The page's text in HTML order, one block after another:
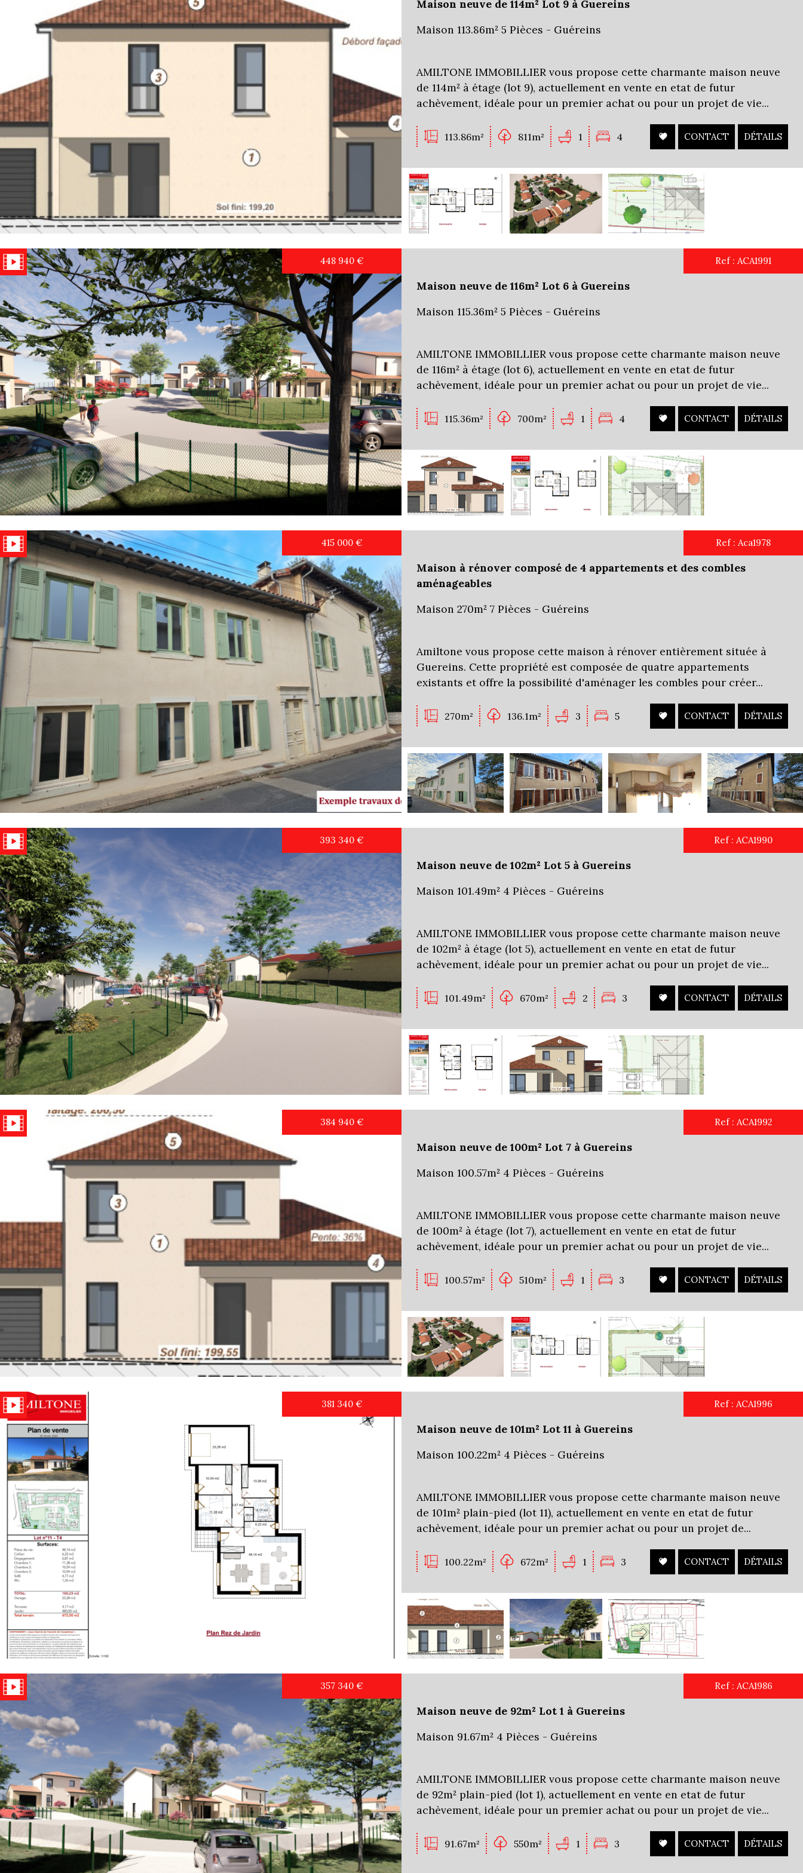
Critères supplémentaires
Maison neuve de 114m² Lot 9 à Guereins
Maison 113.86m² 5 Pièces - Guéreins
AMILTONE IMMOBILLIER vous propose cette charmante maison neuve
de 114m² à étage (lot 9), actuellement en vente en etat de futur
achèvement, idéale pour un premier achat ou pour un projet de vie...
113.86m² 811m² 1 4 CONTACT DÉTAILS
448 940 € Ref : ACA1991
Maison neuve de 116m² Lot 6 à Guereins
Maison 115.36m² 5 Pièces - Guéreins
AMILTONE IMMOBILLIER vous propose cette charmante maison neuve
de 116m² à étage (lot 6), actuellement en vente en etat de futur
achèvement, idéale pour un premier achat ou pour un projet de vie...
115.36m² 700m² 1 4 CONTACT DÉTAILS
415 000 € Ref : Aca1978
Maison à rénover composé de 4 appartements et des combles
aménageables
Maison 270m² 7 Pièces - Guéreins
Amiltone vous propose cette maison à rénover entièrement située à
Guereins. Cette propriété est composée de quatre appartements
existants et offre la possibilité d'aménager les combles pour créer...
270m² 136.1m² 3 5 CONTACT DÉTAILS
393 340 € Ref : ACA1990
Maison neuve de 102m² Lot 5 à Guereins
Maison 101.49m² 4 Pièces - Guéreins
AMILTONE IMMOBILLIER vous propose cette charmante maison neuve
de 102m² à étage (lot 5), actuellement en vente en etat de futur
achèvement, idéale pour un premier achat ou pour un projet de vie...
101.49m² 670m² 2 3 CONTACT DÉTAILS
384 940 € Ref : ACA1992
Maison neuve de 100m² Lot 7 à Guereins
Maison 100.57m² 4 Pièces - Guéreins
AMILTONE IMMOBILLIER vous propose cette charmante maison neuve
de 100m² à étage (lot 7), actuellement en vente en etat de futur
achèvement, idéale pour un premier achat ou pour un projet de vie...
100.57m² 510m² 1 3 CONTACT DÉTAILS
381 340 € Ref : ACA1996
Maison neuve de 101m² Lot 11 à Guereins
Maison 100.22m² 4 Pièces - Guéreins
AMILTONE IMMOBILLIER vous propose cette charmante maison neuve
de 101m² plain-pied (lot 11), actuellement en vente en etat de futur
achèvement, idéale pour un premier achat ou pour un projet de...
100.22m² 672m² 1 3 CONTACT DÉTAILS
357 340 € Ref : ACA1986
Maison neuve de 92m² Lot 1 à Guereins
Maison 91.67m² 4 Pièces - Guéreins
AMILTONE IMMOBILLIER vous propose cette charmante maison neuve
de 92m² plain-pied (lot 1), actuellement en vente en etat de futur
achèvement, idéale pour un premier achat ou pour un projet de vie...
91.67m² 550m² 1 3 CONTACT DÉTAILS